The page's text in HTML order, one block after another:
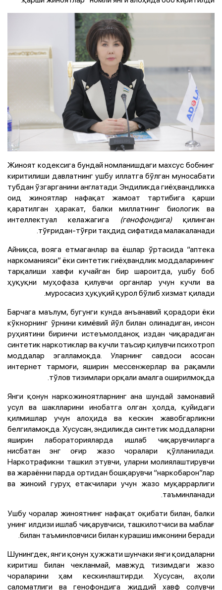
Жиноят кодексига бундай номланишдаги махсус бобнинг
киритилиши давлатнинг ушбу иллатга бўлган муносабати
тубдан ўзгарганини англатади. Эндиликда гиёҳвандликка
оид жиноятлар нафақат жамоат тартибига қарши
қаратилган ҳаракат, балки миллатнинг биологик ва
интеллектуал келажагига (генофондига)қилинган
тўғридан-тўғри таҳдид сифатида малакаланади.
Айниқса, вояга етмаганлар ва ёшлар ўртасида “аптека
наркоманияси” ёки синтетик гиёҳвандлик моддаларининг
тарқалиши хавфи кучайган бир шароитда, ушбу боб
ҳуқуқни муҳофаза қилувчи органлар учун кучли ва
муросасиз ҳуқуқий қурол бўлиб хизмат қилади.
Барчага маълум, бугунги кунда анъанавий қорадори ёки
кўкнорнинг ўрнини кимёвий йўл билан олинадиган, инсон
руҳиятини биринчи истеъмолданоқ издан чиқарадиган
синтетик наркотиклар ва кучли таъсир қилувчи психотроп
моддалар эгалламоқда. Уларнинг савдоси асосан
интернет тармоғи, яширин мессенжерлар ва рақамли
тўлов тизимлари орқали амалга оширилмоқда.
Янги қонун наркожиноятларнинг ана шундай замонавий
усул ва шаклларини инобатга олган ҳолда, қуйидаги
қилмишлар учун алоҳида ва кескин жавобгарликни
белгиламоқда. Хусусан, эндиликда синтетик моддаларни
яширин лабораторияларда ишлаб чиқарувчиларга
нисбатан энг оғир жазо чоралари қўлланилади.
Наркотрафикни ташкил этувчи, уларни молиялаштирувчи
ва жараённи парда ортидан бошқарувчи “наркобарон”лар
ва жиноий гуруҳ етакчилари учун жазо муқаррарлиги
таъминланади.
Ушбу чоралар жиноятнинг нафақат оқибати билан, балки
унинг илдизи ишлаб чиқарувчиси, ташкилотчиси ва маблағ
билан таъминловчиси билан курашиш имконини беради.
Шунингдек, янги қонун ҳужжати шунчаки янги қоидаларни
киритиш билан чекланмай, мавжуд тизимдаги жазо
чораларини ҳам кескинлаштирди. Хусусан, аҳоли
саломатлиги ва генофондига жиддий хавф солувчи